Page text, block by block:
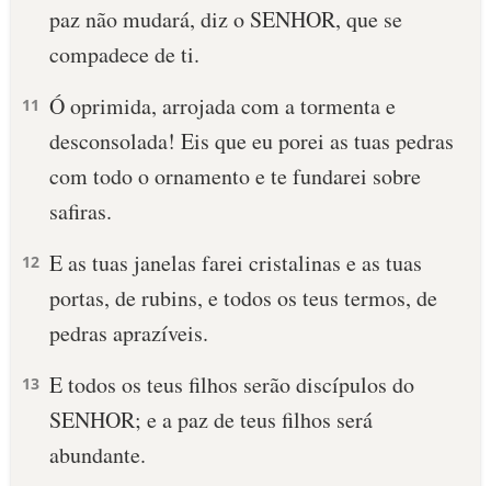
paz não mudará, diz o SENHOR, que se
compadece de ti.
11 Ó oprimida, arrojada com a tormenta e
desconsolada! Eis que eu porei as tuas pedras
com todo o ornamento e te fundarei sobre
safiras.
12 E as tuas janelas farei cristalinas e as tuas
portas, de rubins, e todos os teus termos, de
pedras aprazíveis.
13 E todos os teus filhos serão discípulos do
SENHOR; e a paz de teus filhos será
abundante.